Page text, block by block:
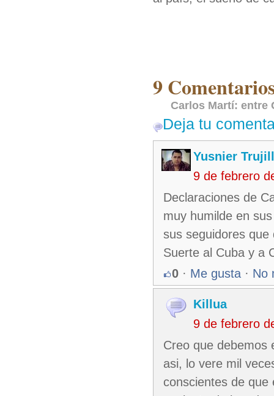
9
Carlos Martí: entre
Deja tu
Yusnier
9 de febrero
Declaraciones de
muy humilde en
sus seguidores
Suerte al Cuba y a
0 · Me gusta · No
Killua
9 de febrero
Creo que debemos
asi, lo vere mil
conscientes de que